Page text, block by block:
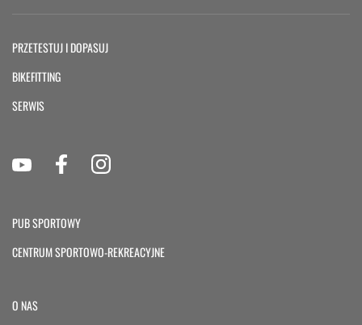
PRZETESTUJ I DOPASUJ
BIKEFITTING
SERWIS
PUB SPORTOWY
CENTRUM SPORTOWO-REKREACYJNE
O NAS